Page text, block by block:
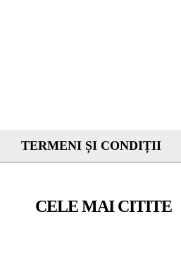
TERMENI ȘI CONDIȚII
CELE MAI CITITE